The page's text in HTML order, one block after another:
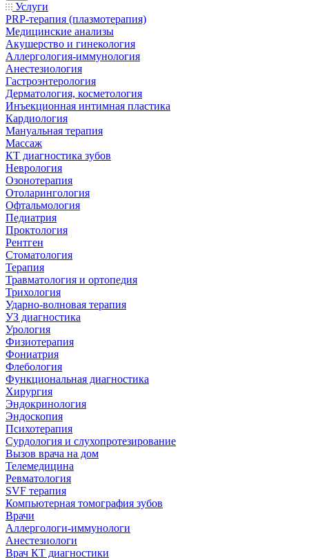
Услуги
PRP-терапия (плазмотерапия)
Медицинские анализы
Акушерство и гинекология
Аллергология-иммунология
Анестезиология
Гастроэнтерология
Дерматология, косметология
Инъекционная интимная пластика
Кардиология
Мануальная терапия
Массаж
КТ диагностика зубов
Неврология
Озонотерапия
Отоларингология
Офтальмология
Педиатрия
Проктология
Рентген
Стоматология
Терапия
Травматология и ортопедия
Трихология
Ударно-волновая терапия
УЗ диагностика
Урология
Физиотерапия
Фониатрия
Флебология
Функциональная диагностика
Хирургия
Эндокринология
Эндоскопия
Психотерапия
Сурдология и слухопротезирование
Вызов врача на дом
Телемедицина
Ревматология
SVF терапия
Компьютерная томография зубов
Врачи
Аллергологи-иммунологи
Анестезиологи
Врач КТ диагностики